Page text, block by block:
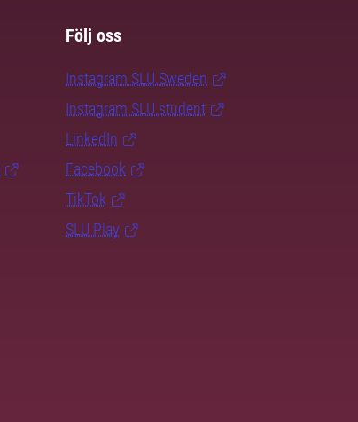
Följ oss
Instagram SLU.Sweden
Instagram SLU.student
LinkedIn
Facebook
TikTok
SLU Play